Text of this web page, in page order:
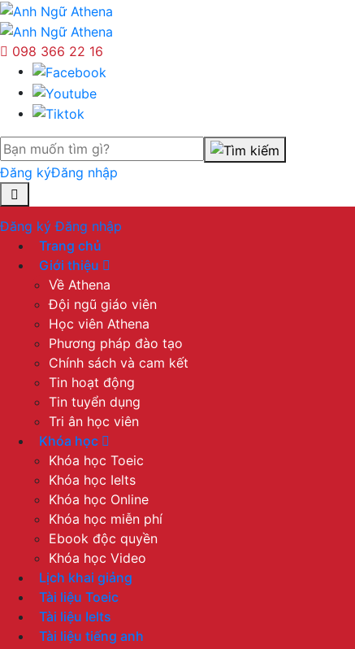
098 366 22 16
Đăng kýĐăng nhập
Đăng ký Đăng nhập
Trang chủ
Giới thiệu
Về Athena
Đội ngũ giáo viên
Học viên Athena
Phương pháp đào tạo
Chính sách và cam kết
Tin hoạt động
Tin tuyển dụng
Tri ân học viên
Khóa học
Khóa học Toeic
Khóa học Ielts
Khóa học Online
Khóa học miễn phí
Ebook độc quyền
Khóa học Video
Lịch khai giảng
Tài liệu Toeic
Tài liệu Ielts
Tài liệu tiếng anh